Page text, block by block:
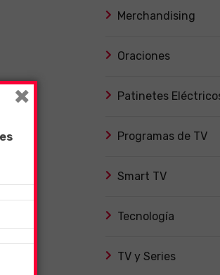
Merchandising
Oraciones
Patinetes
Programas de TV
Smart TV
Tecnología
TV y Series
×